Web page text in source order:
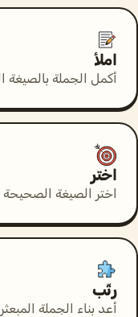
املأ
أكمل الجملة بالصيغة
اختر
اختر الصيغة
رتّب
أعد بناء الجملة